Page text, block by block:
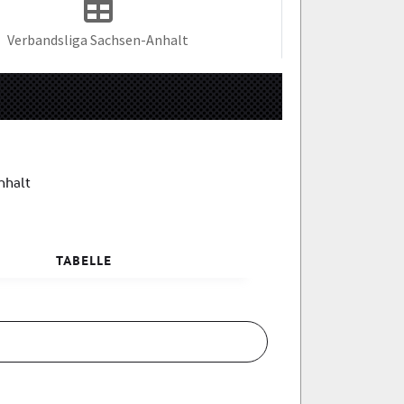
Verbandsliga Sachsen-Anhalt